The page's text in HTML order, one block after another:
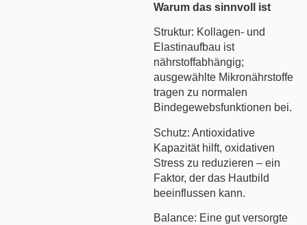
Warum das sinnvoll ist
Struktur: Kollagen- und
Elastinaufbau ist
nährstoffabhängig;
ausgewählte Mikronährstoffe
tragen zu normalen
Bindegewebsfunktionen bei.
Schutz: Antioxidative
Kapazität hilft, oxidativen
Stress zu reduzieren – ein
Faktor, der das Hautbild
beeinflussen kann.
Balance: Eine gut versorgte